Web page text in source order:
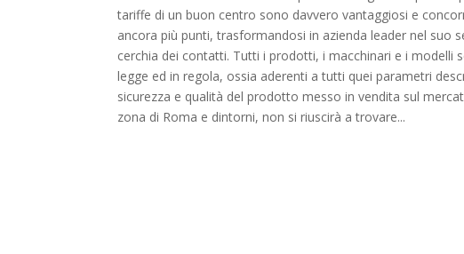
tariffe di un buon centro sono davvero vantaggiosi e
ancora più punti, trasformandosi in azienda leader nel suo
cerchia dei contatti. Tutti i prodotti, i macchinari e i
legge ed in regola, ossia aderenti a tutti quei parametri
sicurezza e qualità del prodotto messo in vendita sul
zona di Roma e dintorni, non si riuscirà a trovare...